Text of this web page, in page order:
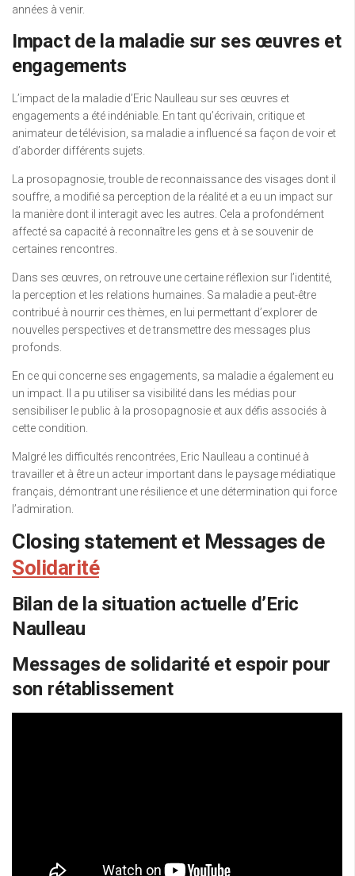
années à venir.
Impact de la maladie sur ses œuvres et
engagements
L’impact de la maladie d’Eric Naulleau sur ses œuvres et
engagements a été indéniable. En tant qu’écrivain, critique et
animateur de télévision, sa maladie a influencé sa façon de voir et
d’aborder différents sujets.
La prosopagnosie, trouble de reconnaissance des visages dont il
souffre, a modifié sa perception de la réalité et a eu un impact sur
la manière dont il interagit avec les autres. Cela a profondément
affecté sa capacité à reconnaître les gens et à se souvenir de
certaines rencontres.
Dans ses œuvres, on retrouve une certaine réflexion sur l’identité,
la perception et les relations humaines. Sa maladie a peut-être
contribué à nourrir ces thèmes, en lui permettant d’explorer de
nouvelles perspectives et de transmettre des messages plus
profonds.
En ce qui concerne ses engagements, sa maladie a également eu
un impact. Il a pu utiliser sa visibilité dans les médias pour
sensibiliser le public à la prosopagnosie et aux défis associés à
cette condition.
Malgré les difficultés rencontrées, Eric Naulleau a continué à
travailler et à être un acteur important dans le paysage médiatique
français, démontrant une résilience et une détermination qui force
l’admiration.
Closing statement et Messages de
Solidarité
Bilan de la situation actuelle d’Eric
Naulleau
Messages de solidarité et espoir pour
son rétablissement